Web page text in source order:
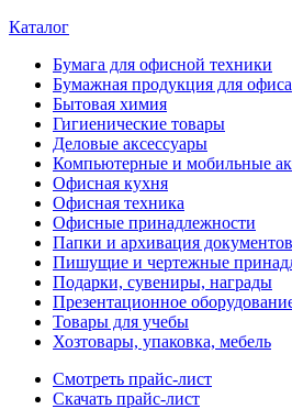
Каталог
Бумага для офисной техники
Бумажная продукция для офиса
Бытовая химия
Гигиенические товары
Деловые аксессуары
Компьютерные и мобильные
Офисная кухня
Офисная техника
Офисные принадлежности
Папки и архивация документов
Пишущие и чертежные
Подарки, сувениры, награды
Презентационное
Товары для учебы
Хозтовары, упаковка, мебель
Смотреть прайс-лист
Скачать прайс-лист